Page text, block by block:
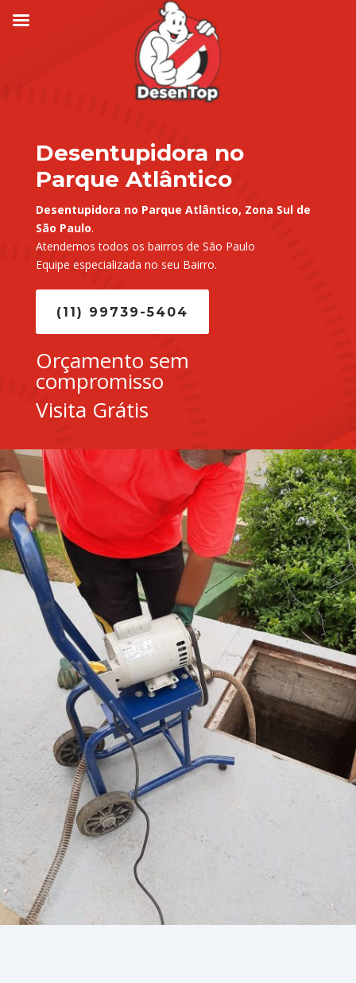
Desentupidora no
Parque Atlântico
Desentupidora no Parque Atlântico, Zona Sul de
São Paulo.
Atendemos todos os bairros de São Paulo
Equipe especializada no seu Bairro.
(11) 99739-5404
Orçamento sem
compromisso
Visita Grátis